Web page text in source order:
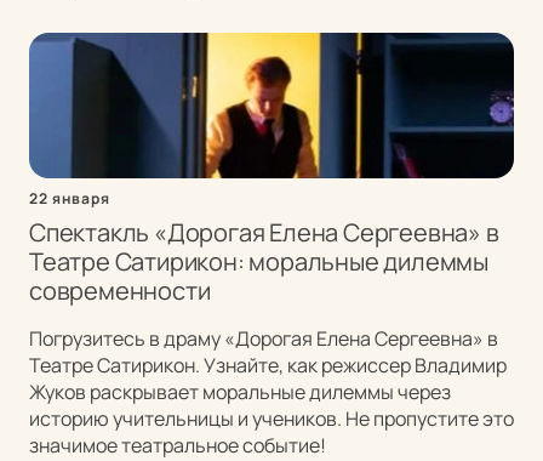
22 января
Спектакль «Дорогая Елена Сергеевна» в
Театре Сатирикон: моральные дилеммы
современности
Погрузитесь в драму «Дорогая Елена Сергеевна» в
Театре Сатирикон. Узнайте, как режиссер Владимир
Жуков раскрывает моральные дилеммы через
историю учительницы и учеников. Не пропустите это
значимое театральное событие!